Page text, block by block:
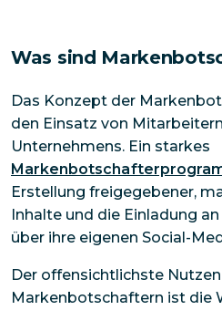
Was sind
Das Konzept der
den Einsatz von
Unternehmens. Ein starkes
Erstellung freigegebener,
Inhalte und die Einladung
über ihre eigenen Social-
Der offensichtlichste
Markenbotschaftern ist die